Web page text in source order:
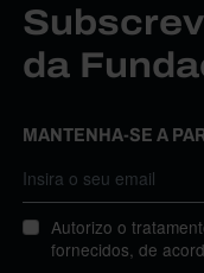
da
MANTENHA-SE A
Autorizo o
fornecidos, de